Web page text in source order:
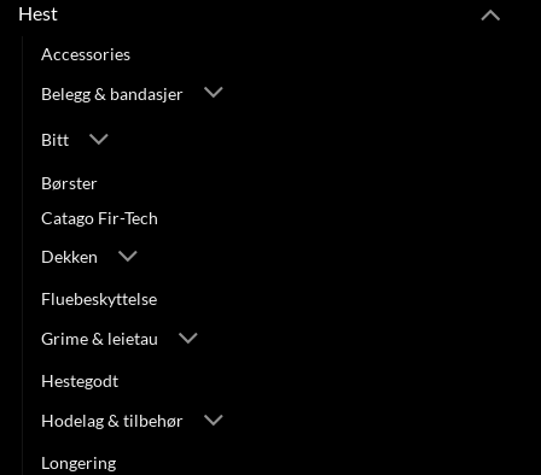
Hest
Accessories
Belegg & bandasjer
Bitt
Børster
Catago Fir-Tech
Dekken
Fluebeskyttelse
Grime & leietau
Hestegodt
Hodelag & tilbehør
Longering